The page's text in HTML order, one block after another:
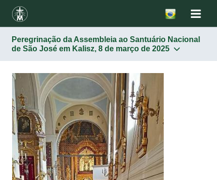
Peregrinação da Assembleia ao Santuário Nacional
de São José em Kalisz, 8 de março de 2025